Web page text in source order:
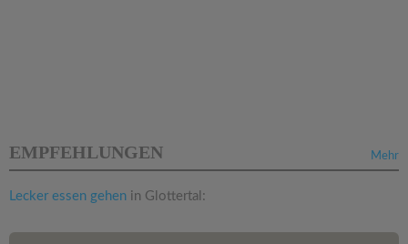
Mehr
EMPFEHLUNGEN
Lecker essen gehen in Glottertal: